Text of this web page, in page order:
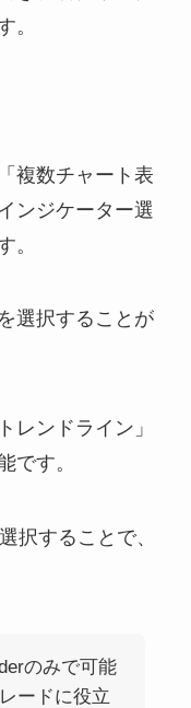
。
複数チャート表
ンジケーター選
。
選択することが
レンドライン」
です。
択することで、
のみで可能
ードに役立